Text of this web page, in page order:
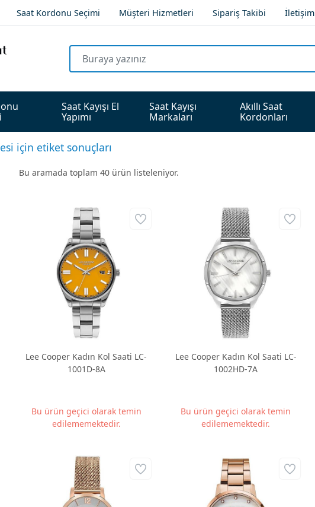
Saat Kordonu Seçimi Müşteri Hizmetleri Sipariş Takibi İletişim
Saat Kayışı El
Yapımı
Saat Kayışı
Markaları
Akıllı Saat
Kordonları
için etiket sonuçları
Bu aramada toplam 40ürün listeleniyor.
Lee Cooper Kadın Kol Saati LC-
1001D-8A
Bu ürün geçici olarak temin
edilememektedir.
Lee Cooper Kadın Kol Saati LC-
1002HD-7A
Bu ürün geçici olarak temin
edilememektedir.